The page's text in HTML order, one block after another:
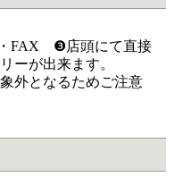
FAX ❸店頭にて直接
ーが出来ます。
外となるためご注意